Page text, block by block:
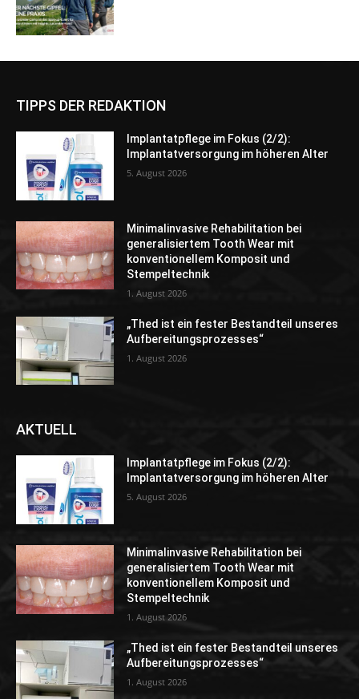
TIPPS DER REDAKTION
Implantatpflege im Fokus (2/2):
Implantatversorgung im höheren Alter
5. August 2026
Minimalinvasive Rehabilitation bei
generalisiertem Tooth Wear mit
konventionellem Komposit und
Stempeltechnik
1. August 2026
„Thed ist ein fester Bestandteil unseres
Aufbereitungsprozesses“
1. August 2026
AKTUELL
Implantatpflege im Fokus (2/2):
Implantatversorgung im höheren Alter
5. August 2026
Minimalinvasive Rehabilitation bei
generalisiertem Tooth Wear mit
konventionellem Komposit und
Stempeltechnik
1. August 2026
„Thed ist ein fester Bestandteil unseres
Aufbereitungsprozesses“
1. August 2026